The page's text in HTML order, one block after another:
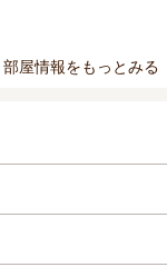
部屋情報をもっとみる